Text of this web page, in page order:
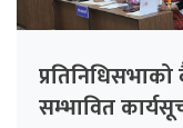
सम्भावित